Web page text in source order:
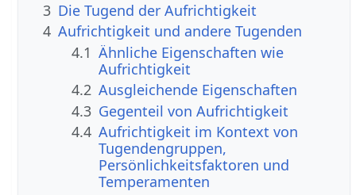
3 Die Tugend der Aufrichtigkeit
4 Aufrichtigkeit und andere Tugenden
4.1 Ähnliche Eigenschaften wie
Aufrichtigkeit
4.2 Ausgleichende Eigenschaften
4.3 Gegenteil von Aufrichtigkeit
4.4 Aufrichtigkeit im Kontext von
Tugendengruppen,
Persönlichkeitsfaktoren und
Temperamenten